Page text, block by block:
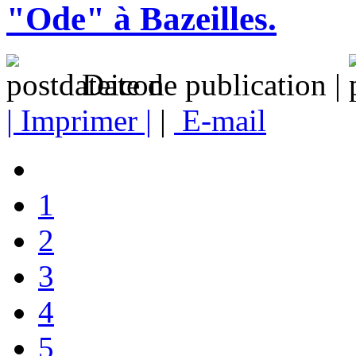
"Ode" à Bazeilles.
Date de publication |
| Imprimer | | E-mail
1
2
3
4
5